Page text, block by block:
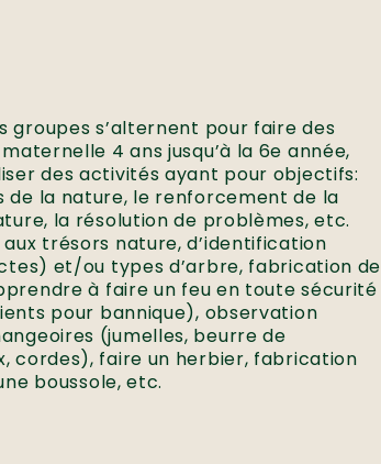
groupes s’alternent pour faire des
4 ans jusqu’à la 6e année,
des activités ayant pour objectifs:
la nature, le renforcement de la
la résolution de problèmes, etc.
trésors nature, d’identification
et/ou types d’arbre, fabrication de
à faire un feu en toute sécurité
pour bannique), observation
(jumelles, beurre de
cordes), faire un herbier, fabrication
boussole, etc.